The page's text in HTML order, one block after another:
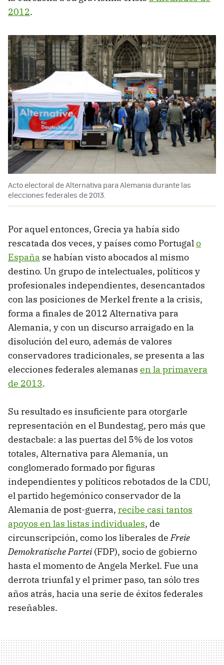
2012.
Acto electoral de Alternativa para Alemania durante las
elecciones federales de 2013.
Por aquel entonces, Grecia ya había sido
rescatada dos veces, y países como Portugalo
España se habían visto abocados al mismo
destino. Un grupo de intelectuales, políticos y
profesionales independientes, desencantados
con las posiciones de Merkel frente a la crisis,
forma a finales de 2012 Alternativa para
Alemania, y con un discurso arraigado en la
disolución del euro, además de valores
conservadores tradicionales, se presenta a las
elecciones federales alemanas en la primavera
de 2013.
Su resultado es insuficiente para otorgarle
representación en el Bundestag, pero más que
destacbale: a las puertas del 5% de los votos
totales, Alternativa para Alemania, un
conglomerado formado por figuras
independientes y políticos rebotados de la CDU,
el partido hegemónico conservador de la
Alemania de post-guerra, recibe casi tantos
apoyos en las listas individuales, de
circunscripción, como los liberales deFreie
Demokratische Partei(FDP), socio de gobierno
hasta el momento de Angela Merkel. Fue una
derrota triunfal y el primer paso, tan sólo tres
años atrás, hacia una serie de éxitos federales
reseñables.